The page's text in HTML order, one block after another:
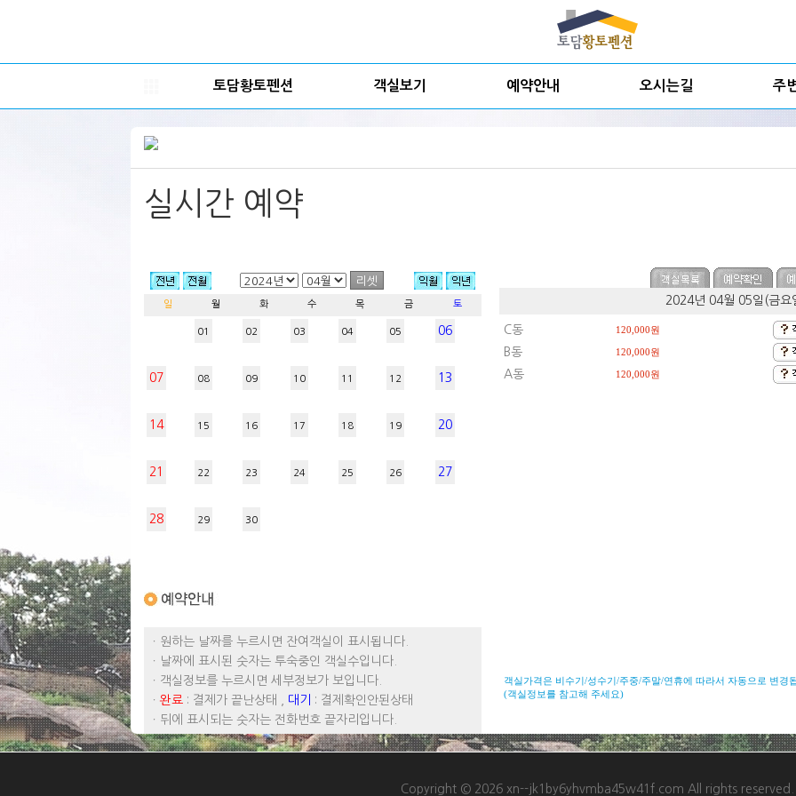
토담황토펜션 객실보기 예약안내 오시는길 주
실시간 예약
일 월 화 수 목 금 토
01 02 03 04 05 06
07 08 09 10 11 12 13
14 15 16 17 18 19 20
21 22 23 24 25 26 27
28 29 30
ㆍ원하는 날짜를 누르시면 잔여객실이 표시됩니다.
ㆍ날짜에 표시된 숫자는 투숙중인 객실수입니다.
ㆍ객실정보를 누르시면 세부정보가 보입니다.
ㆍ 완료 : 결제가 끝난상태 , 대기
: 결제확인안된상태
ㆍ뒤에 표시되는 숫자는 전화번호 끝자리입니다.
2024년 04월 05일(금요
C동 120,000원
B동 120,000원
A동 120,000원
객실가격은 비수기/성수기/주중/주말/연휴에 따라서 자동으로 변경
(객실정보를 참고해 주세요)
Copyright © 2026 xn--jk1by6yhvmba45w41f.com All rights reserved.